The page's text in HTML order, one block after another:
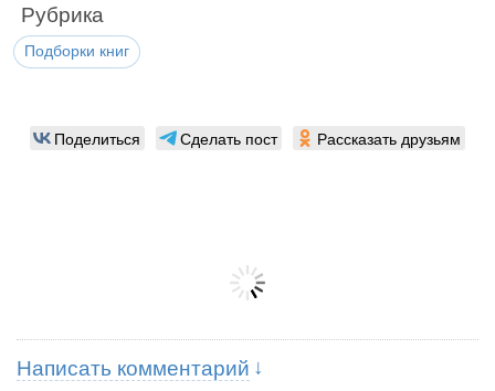
Рубрика
Подборки книг
Поделиться Сделать пост Рассказать друзьям
Написать комментарий